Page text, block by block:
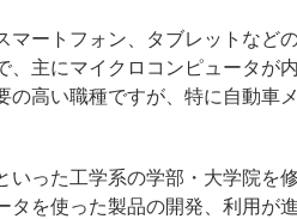
ートフォン、タブレットなど
主にマイクロコンピュータが
高い職種ですが、特に自動車
った工学系の学部・大学院を
を使った製品の開発、利用が